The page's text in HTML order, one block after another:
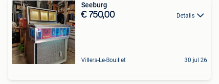
Seeburg
€ 750,00 Details
Villers-Le-Bouillet 30 jul 26